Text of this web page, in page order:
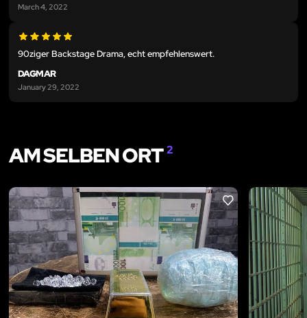
March 4, 2022
90ziger Backstage Drama, echt empfehlenswert.
DAGMAR
January 29, 2022
AM SELBEN ORT2
LIKE